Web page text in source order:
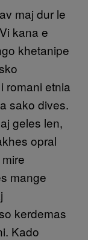
maj dur le
kana e
khetanipe
romani etnia
sako dives.
geles len,
opral
mange
kerdemas
Kado